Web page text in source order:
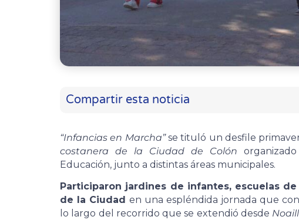
Compartir esta noticia
“Infancias en Marcha”se tituló un desfile
costanera de la Ciudad de Colón
Educación, junto a distintas áreas municipales.
Participaron jardines de infantes, escuelas
de la Ciudad en una espléndida jornada que
lo largo del recorrido que se extendió desde